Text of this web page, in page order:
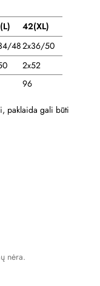
42(XL)
482x36/50
2x52
96
paklaida gali būti
nėra.